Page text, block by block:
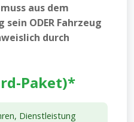
aus dem
ODER Fahrzeug
durch
Paket)*
Dienstleistung